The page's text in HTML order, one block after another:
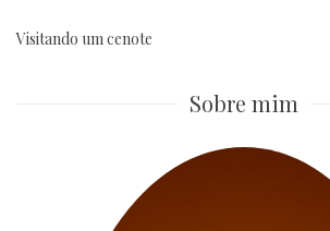
Visitando um cenote
Sobre mim